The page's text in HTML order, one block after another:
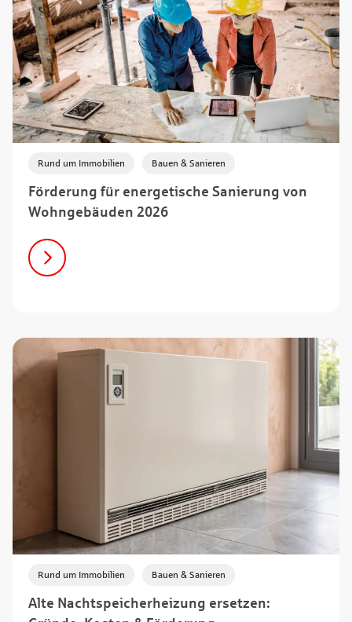
Förderung für energetische Sanierung von
Wohngebäuden 2026
Rund um Immobilien Bauen & Sanieren
Alte Nachtspeicherheizung ersetzen:
Rund um Immobilien Bauen & Sanieren